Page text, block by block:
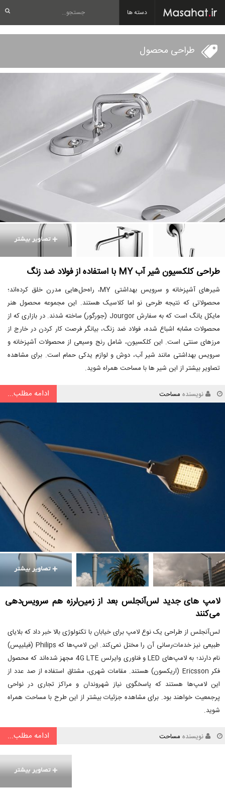
دسته ها
طراحی محصول
طراحی کلکسیون شیر آب MY با استفاده از فولاد ضد زنگ
شیرهای آشپزخانه و سرویس بهداشتی MY، راه‌حل‌هایی مدرن خلق کرده‌اند؛
محصولاتی که نتیجه طرحی نو اما کلاسیک هستند. این مجموعه محصول هنر
مایکل یانگ است که به سفارش Jourgor (جورگور) ساخته شدند. در بازاری که از
محصولات مشابه اشباع شده، فولاد ضد زنگ، بیانگر فرصت کار کردن در خارج از
مرزهای سنتی است. این کلکسیون، شامل رنج وسیعی از محصولات آشپزخانه و
سرویس بهداشتی مانند شیر آب، دوش و لوازم یدکی حمام است. برای مشاهده
تصاویر بیشتر از این شیر ها با مساحت همراه شوید.
نویسنده مساحت ادامه مطلب...
لامپ های جدید لس‌آنجلس بعد از زمین‌لرزه هم سرویس‌دهی
می‌کنند
لس‌آنجلس از طراحی یک نوع لامپ برای خیابان با تکنولوژی بالا خبر داد که بلایای
طبیعی نیز خدمات‌رسانی آن را مختل نمی‌کند. این لامپ‌ها که Philips (فیلیپس)
نام دارند؛ به لامپ‌های LED و فناوری وایرلس 4G LTE مجهز شده‌اند که محصول
فکر Ericsson (اریکسون) هستند. مقامات شهری، مشتاق استفاده از صد عدد از
این لامپ‌ها هستند که پاسخگوی نیاز شهروندان و مراکز تجاری در نواحی
پرجمعیت خواهند بود. برای مشاهده جزئیات بیشتر از این طرح با مساحت همراه
شوید.
نویسنده مساحت ادامه مطلب...